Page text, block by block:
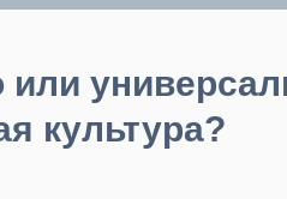
или
культура?